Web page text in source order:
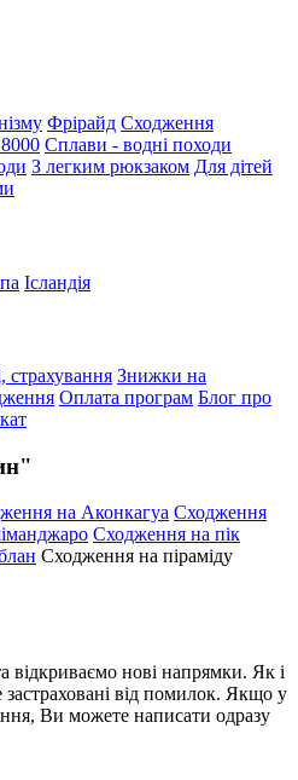
Фрірайд Сходження
Сплави - водні походи
З легким рюкзаком Для дітей
Ісландія
страхування Знижки на
Оплата програм Блог про
на Аконкагуа Сходження
Сходження на пік
Сходження на піраміду
відкриваємо нові напрямки. Як і
застраховані від помилок. Якщо у
Ви можете написати одразу